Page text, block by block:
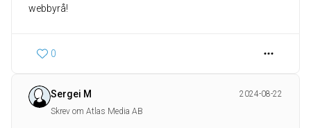
webbyrå!
0
Sergei M
2024-08-22
Skrev om Atlas Media AB